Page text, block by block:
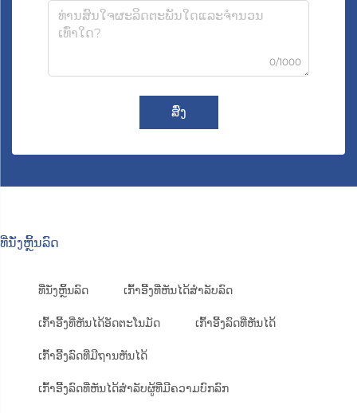
0/1000
ສົ່ງ
ທີ່ນັ່ງຫຼິ້ນລົດ
ທີ່ນັ່ງຫຼິ້ນລົດ ເກົ້າອີ້ງທີ່ຫັນໄດ້ສຳລັບລົດ
ເກົ້າອີ້ງທີ່ຫັນໄດ້ອັດຕະໂນມັດ ເກົ້າອີ້ງລົດທີ່ຫັນໄດ້
ເກົ້າອີ້ງລົດທີ່ມີຖານຫັນໄດ້
ເກົ້າອີ້ງລົດທີ່ຫັນໄດ້ສຳລັບຜູ້ທີ່ມີຄວາມບົກລົກ